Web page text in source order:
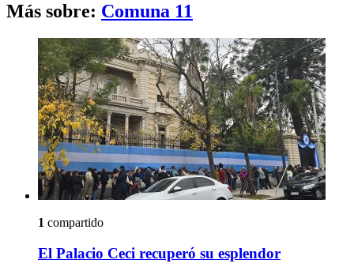
Más sobre: Comuna 11
1 compartido
El Palacio Ceci recuperó su esplendor